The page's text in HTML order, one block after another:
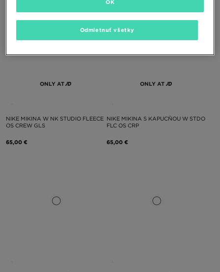
ONLY AT
NIKE MIKINA W NK STUDIO FLEECE
OS CREW GLS
65,00 €
ONLY AT
NIKE MIKINA S KAPUCŇOU W STDO
FLC OS CRP
65,00 €
Odmietnuť všetky
OK